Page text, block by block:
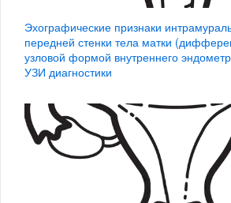
Эхографические признаки
передней стенки тела матки
узловой формой внутреннего
УЗИ диагностики